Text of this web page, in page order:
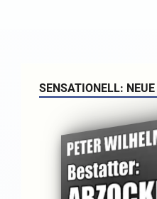
SENSATIONELL: NEUE